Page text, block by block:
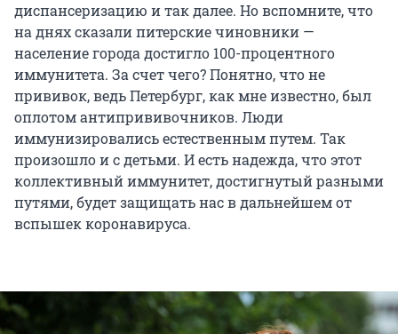
диспансеризацию и так далее. Но вспомните, что
на днях сказали питерские чиновники —
население города достигло 100-процентного
иммунитета. За счет чего? Понятно, что не
прививок, ведь Петербург, как мне известно, был
оплотом антипрививочников. Люди
иммунизировались естественным путем. Так
произошло и с детьми. И есть надежда, что этот
коллективный иммунитет, достигнутый разными
путями, будет защищать нас в дальнейшем от
вспышек коронавируса.